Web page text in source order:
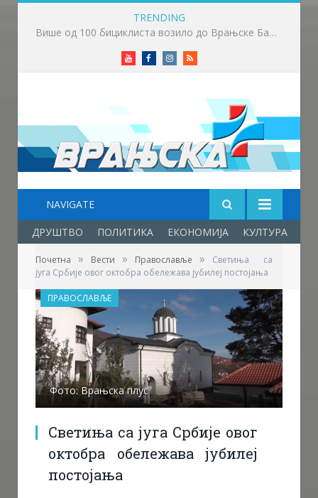
TRENDING
Српска православна црква и њени верници светкују Светог Пантелејмона
YoutubeFacebookInstagram
RSS
NAVIGATE
ДРУШТВО ПОЛИТИКА ЕКОНОМИЈА КУЛТУРА
Почетна » Вести » Православље »
Светиња са
југа Србије овог октобра обележава јубилеј постојања
Фото: Врањска плус
Светиња са југа Србије овог
октобра обележава јубилеј
постојања
ПРАВОСЛАВЉЕ